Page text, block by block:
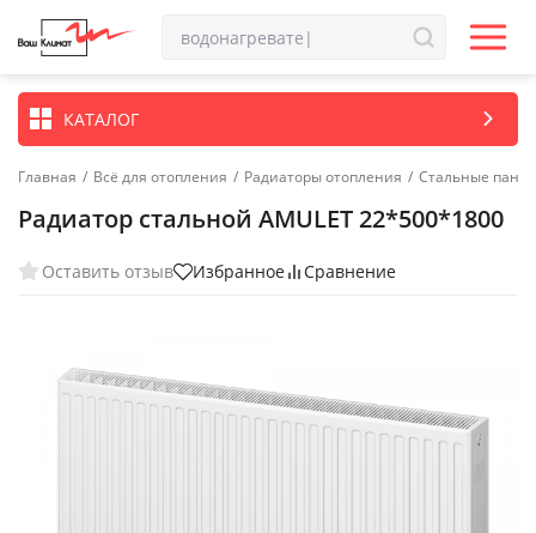
КАТАЛОГ
Главная / Всё для отопления / Радиаторы отопления / Стальные
Радиатор стальной AMULET 22*500*1800
Оставить отзыв Избранное Сравнение